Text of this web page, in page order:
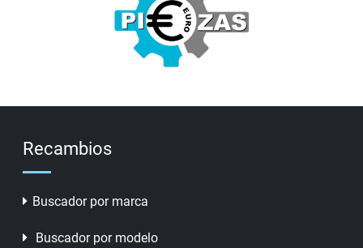
Recambios
Buscador por marca
Buscador por modelo